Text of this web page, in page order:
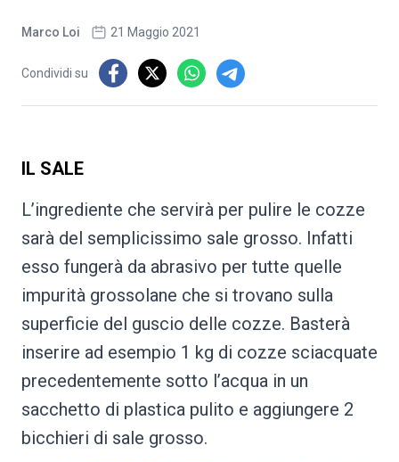
Marco Loi 21 Maggio 2021
Condividi su
IL SALE
L’ingrediente che servirà per pulire le cozze
sarà del semplicissimo sale grosso. Infatti
esso fungerà da abrasivo per tutte quelle
impurità grossolane che si trovano sulla
superficie del guscio delle cozze. Basterà
inserire ad esempio 1 kg di cozze sciacquate
precedentemente sotto l’acqua in un
sacchetto di plastica pulito e aggiungere 2
bicchieri di sale grosso.